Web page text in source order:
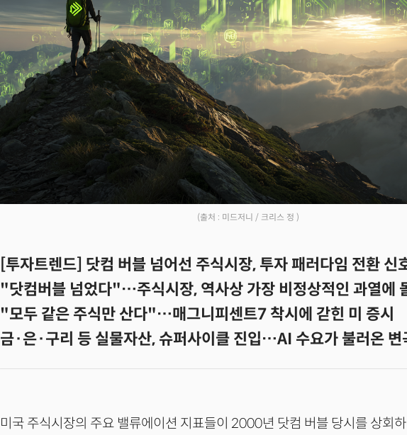
(출처 : 미드저니 / 크리스 정 )
[투자트렌드] 닷컴 버블 넘어선 주식시장, 투자 패러다임 전환 신
"닷컴버블 넘었다"…주식시장, 역사상 가장 비정상적인 과열에
"모두 같은 주식만 산다"…매그니피센트7 착시에 갇힌 미 증시
금·은·구리 등 실물자산, 슈퍼사이클 진입…AI 수요가 불러온 변
미국 주식시장의 주요 밸류에이션 지표들이 2000년 닷컴 버블 당시를 상회